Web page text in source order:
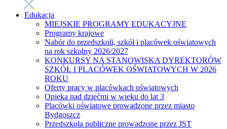
Edukacja
MIEJSKIE PROGRAMY EDUKACYJNE
Programy krajowe
Nabór do przedszkoli, szkół i placówek oświatowych
na rok szkolny 2026/2027
KONKURSY NA STANOWISKA DYREKTORÓW
SZKÓŁ I PLACÓWEK OŚWIATOWYCH W 2026
ROKU
Oferty pracy w placówkach oświatowych
Opieka nad dziećmi w wieku do lat 3
Placówki oświatowe prowadzone przez miasto
Bydgoszcz
Przedszkola publiczne prowadzone przez JST